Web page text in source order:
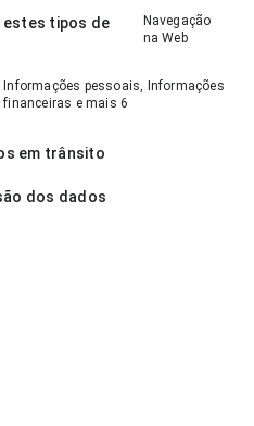
estes tipos de
Navegação
na Web
Informações pessoais, Informações
financeiras e mais 6
em trânsito
dos dados